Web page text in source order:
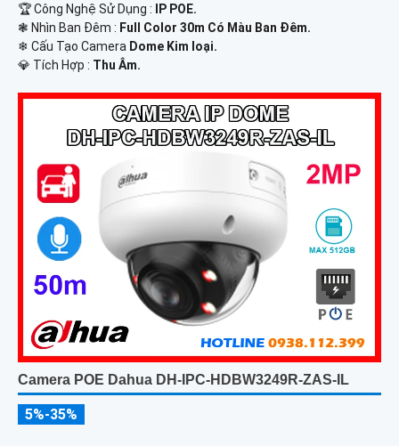
🏆 Công Nghệ Sử Dụng :
IP POE.
❃ Nhìn Ban Đêm : Full Color 30m Có Màu Ban Ðêm.
❄ Cấu Tạo Camera Dome Kim loại.
️💎 Tích Hợp : Thu Âm.
Camera POE Dahua DH-IPC-HDBW3249R-ZAS-IL
5%-35%